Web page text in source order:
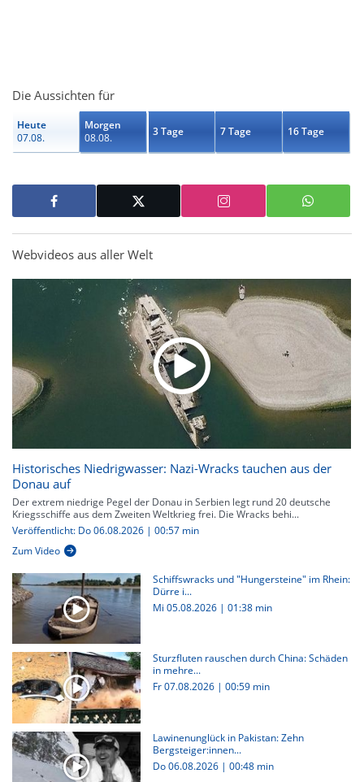
Die Aussichten für
Heute
07.08.
Morgen
08.08.
3 Tage 7 Tage 16 Tage
Webvideos aus aller Welt
Historisches Niedrigwasser: Nazi-Wracks tauchen aus der
Donau auf
Der extrem niedrige Pegel der Donau in Serbien legt rund 20 deutsche
Kriegsschiffe aus dem Zweiten Weltkrieg frei. Die Wracks behi...
Veröffentlicht: Do 06.08.2026 | 00:57 min
Zum Video
Schiffswracks und "Hungersteine" im Rhein:
Dürre i...
Mi 05.08.2026 | 01:38 min
Sturzfluten rauschen durch China: Schäden
in mehre...
Fr 07.08.2026 | 00:59 min
Lawinenunglück in Pakistan: Zehn
Bergsteiger:innen...
Do 06.08.2026 | 00:48 min